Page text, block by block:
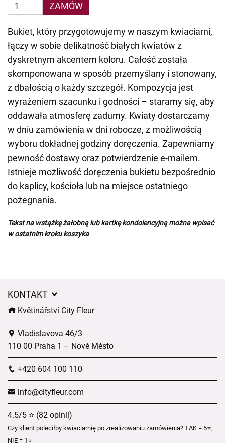
ZAMÓW
Bukiet, który przygotowujemy w naszym kwiaciarni,
łączy w sobie delikatność białych kwiatów z
dyskretnym akcentem koloru. Całość została
skomponowana w sposób przemyślany i stonowany,
z dbałością o każdy szczegół. Kompozycja jest
wyrażeniem szacunku i godności – staramy się, aby
oddawała atmosferę zadumy. Kwiaty dostarczamy
w dniu zamówienia w dni robocze, z możliwością
wyboru dokładnej godziny doręczenia. Zapewniamy
pewność dostawy oraz potwierdzenie e-mailem.
Istnieje możliwość doręczenia bukietu bezpośrednio
do kaplicy, kościoła lub na miejsce ostatniego
pożegnania.
Tekst na wstążkę żałobną lub kartkę kondolencyjną można wpisać
w ostatnim kroku koszyka
KONTAKT
Květinářství City Fleur
Vladislavova 46/3
110 00 Praha 1 – Nové Město
+420 604 100 110
info@cityfleur.com
4.5/5 ⭐ (82 opinii)
Czy klient poleciłby kwiaciarnię po zrealizowaniu zamówienia? TAK = 5⭐,
NIE = 1⭐